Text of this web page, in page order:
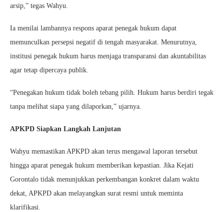
arsip,” tegas Wahyu.
Ia menilai lambannya respons aparat penegak hukum dapat
memunculkan persepsi negatif di tengah masyarakat. Menurutnya,
institusi penegak hukum harus menjaga transparansi dan akuntabilitas
agar tetap dipercaya publik.
“Penegakan hukum tidak boleh tebang pilih. Hukum harus berdiri tegak
tanpa melihat siapa yang dilaporkan,” ujarnya.
APKPD Siapkan Langkah Lanjutan
Wahyu memastikan APKPD akan terus mengawal laporan tersebut
hingga aparat penegak hukum memberikan kepastian. Jika Kejati
Gorontalo tidak menunjukkan perkembangan konkret dalam waktu
dekat, APKPD akan melayangkan surat resmi untuk meminta
klarifikasi.